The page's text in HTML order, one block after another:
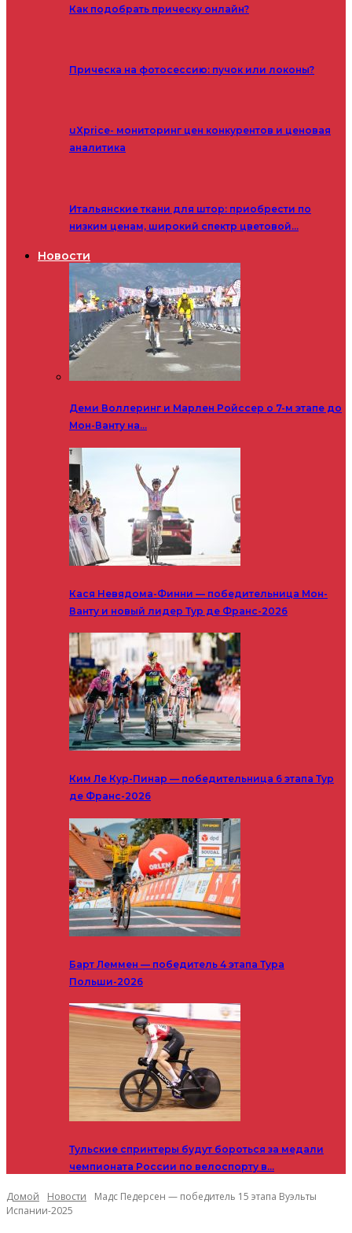
Как подобрать прическу онлайн?
Прическа на фотосессию: пучок или локоны?
uXprice- мониторинг цен конкурентов и ценовая
аналитика
Итальянские ткани для штор: приобрести по
низким ценам, широкий спектр цветовой…
Новости
Деми Воллеринг и Марлен Ройссер о 7-м этапе до
Мон-Ванту на…
Кася Невядома-Финни — победительница Мон-
Ванту и новый лидер Тур де Франс-2026
Ким Ле Кур-Пинар — победительница 6 этапа Тур
де Франс-2026
Барт Леммен — победитель 4 этапа Тура
Польши-2026
Тульские спринтеры будут бороться за медали
чемпионата России по велоспорту в…
Домой Новости
Мадс Педерсен — победитель 15 этапа Вуэльты
Испании-2025